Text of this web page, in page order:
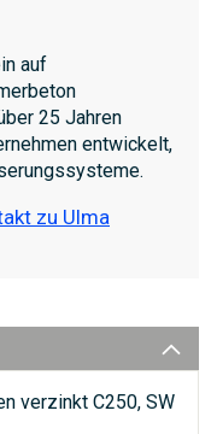
auf
25 Jahren
entwickelt,
zu Ulma
verzinkt C250, SW